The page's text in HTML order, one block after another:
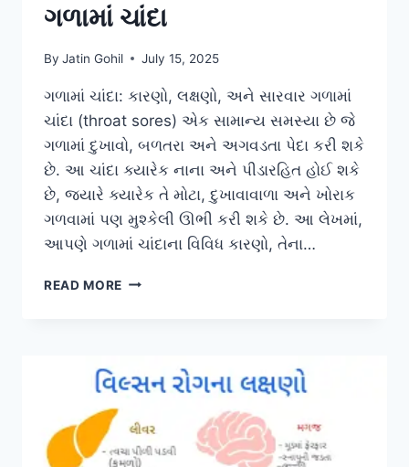
ગળામાં ચાંદા
By Jatin Gohil July 15, 2025
ગળામાં ચાંદા: કારણો, લક્ષણો, અને સારવાર ગળામાં
ચાંદા (throat sores) એક સામાન્ય સમસ્યા છે જે
ગળામાં દુખાવો, બળતરા અને અગવડતા પેદા કરી શકે
છે. આ ચાંદા ક્યારેક નાના અને પીડારહિત હોઈ શકે
છે, જ્યારે ક્યારેક તે મોટા, દુખાવાવાળા અને ખોરાક
ગળવામાં પણ મુશ્કેલી ઊભી કરી શકે છે. આ લેખમાં,
આપણે ગળામાં ચાંદાના વિવિધ કારણો, તેના…
READ MORE ગળામાં